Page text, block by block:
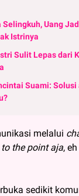
Selingkuh, Uang
Istrinya
Sulit Lepas dari
Suami: Solusi
melalui
to the point aja,
sedikit